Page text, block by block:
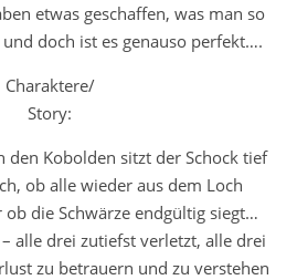
etwas geschaffen, was man so
doch ist es genauso perfekt….
Charaktere/
Story:
den Kobolden sitzt der Schock tief
ob alle wieder aus dem Loch
die Schwärze endgültig siegt…
alle drei zutiefst verletzt, alle drei
zu betrauern und zu verstehen